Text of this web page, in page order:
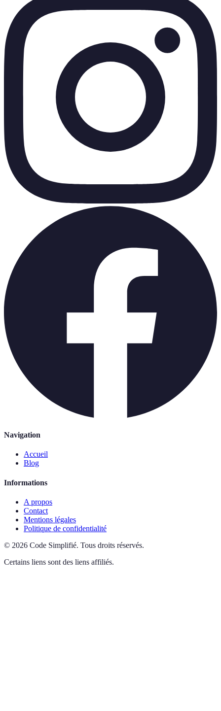
Navigation
Accueil
Blog
Informations
A propos
Contact
Mentions légales
Politique de confidentialité
© 2026 Code Simplifié. Tous droits réservés.
Certains liens sont des liens affiliés.